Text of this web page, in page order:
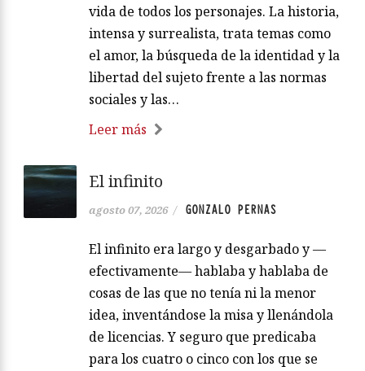
vida de todos los personajes. La historia,
intensa y surrealista, trata temas como
el amor, la búsqueda de la identidad y la
libertad del sujeto frente a las normas
sociales y las…
Leer más
El infinito
agosto 07, 2026 / GONZALO PERNAS
El infinito era largo y desgarbado y —
efectivamente— hablaba y hablaba de
cosas de las que no tenía ni la menor
idea, inventándose la misa y llenándola
de licencias. Y seguro que predicaba
para los cuatro o cinco con los que se